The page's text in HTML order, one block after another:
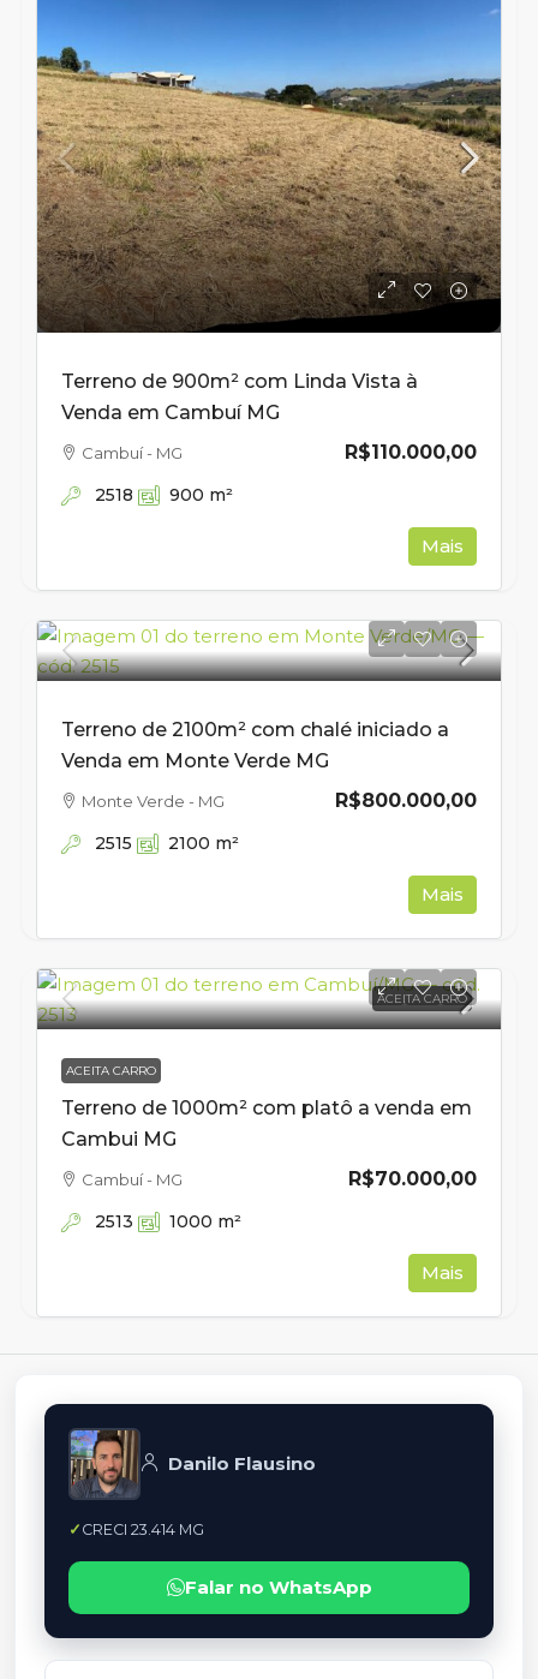
Terreno de 900m² com Linda Vista à
Venda em Cambuí MG
R$110.000,00
Cambuí - MG
2518 900 m²
Mais
Terreno de 2100m² com chalé iniciado a
Venda em Monte Verde MG
R$800.000,00
Monte Verde - MG
2515 2100 m²
Mais
ACEITA CARRO
ACEITA CARRO
Terreno de 1000m² com platô a venda em
Cambui MG
R$70.000,00
Cambuí - MG
2513 1000 m²
Mais
Danilo Flausino
CRECI 23.414 MG
Falar no WhatsApp